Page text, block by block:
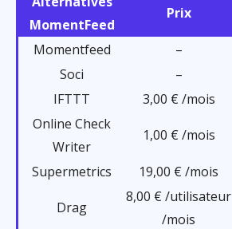
MomentFeed
Prix
Momentfeed –
Soci
–
IFTTT
3,00 € /mois
Online Check
Writer
1,00 € /mois
Supermetrics 19,00 € /mois
Drag
8,00 € /utilisateur
/mois